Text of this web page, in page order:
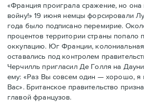
«Франция проиграла сражение, но она
войну!» 19 июня немцы форсировали
года было подписано перемирие.
процентов территории страны попало
оккупацию. Юг Франции,
оставались под контролем
Черчилль пригласил Де Голля на
ему: «Раз Вы совсем один — хорошо, я
Вас». Британское правительство
главой французов.